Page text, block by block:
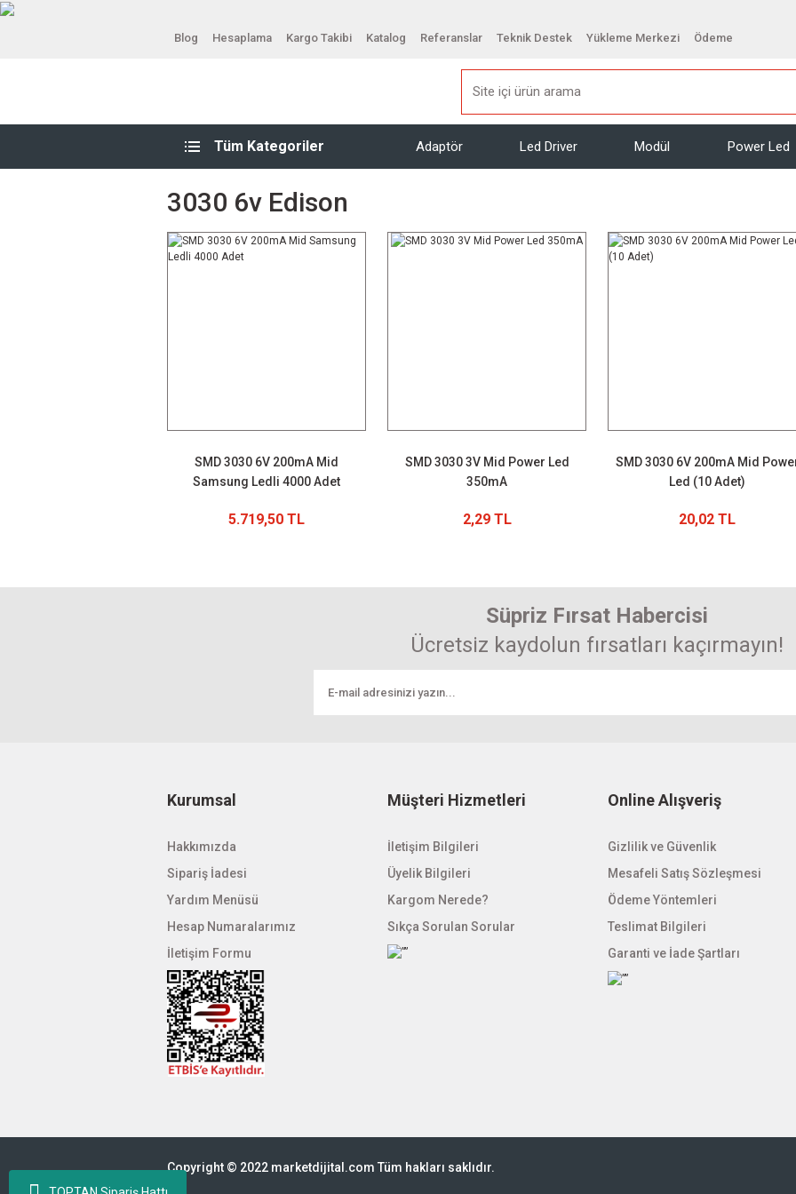
Blog Hesaplama Kargo Takibi Katalog Referanslar Teknik Destek Yükleme Merkezi Ödeme
Tüm Kategoriler Adaptör Led Driver Modül Power Led
3030 6v Edison
SMD 3030 6V 200mA Mid
Samsung Ledli 4000 Adet
5.719,50 TL
SMD 3030 3V Mid Power Led
350mA
2,29 TL
SMD 3030 6V 200mA Mid
Led (10 Adet)
20,02 TL
Süpriz Fırsat Habercisi
Ücretsiz kaydolun fırsatları kaçırmayın!
Kurumsal
Hakkımızda
Sipariş İadesi
Yardım Menüsü
Hesap Numaralarımız
İletişim Formu
Müşteri Hizmetleri
İletişim Bilgileri
Üyelik Bilgileri
Kargom Nerede?
Sıkça Sorulan Sorular
Online Alışveriş
Gizlilik ve Güvenlik
Mesafeli Satış Sözleşmesi
Ödeme Yöntemleri
Teslimat Bilgileri
Garanti ve İade Şartları
Copyright © 2022 marketdijital.com Tüm hakları saklıdır.